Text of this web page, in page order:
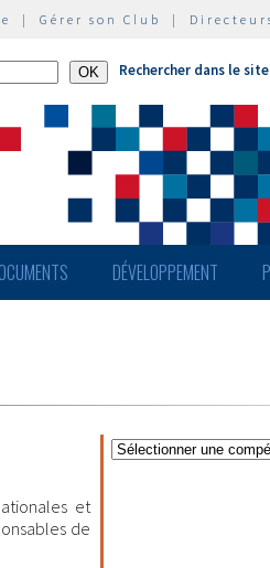
| Gérer son Club |
Rechercher dans le site
DÉVELOPPEMENT
et
de